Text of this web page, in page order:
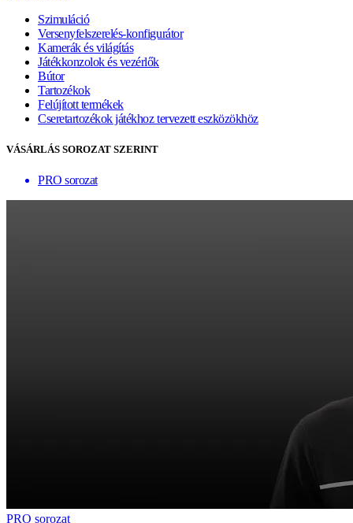
Szimuláció
Versenyfelszerelés-konfigurátor
Kamerák és világítás
Játékkonzolok és vezérlők
Bútor
Tartozékok
Felújított termékek
Cseretartozékok játékhoz tervezett eszközökhöz
VÁSÁRLÁS SOROZAT SZERINT
PRO sorozat
PRO sorozat